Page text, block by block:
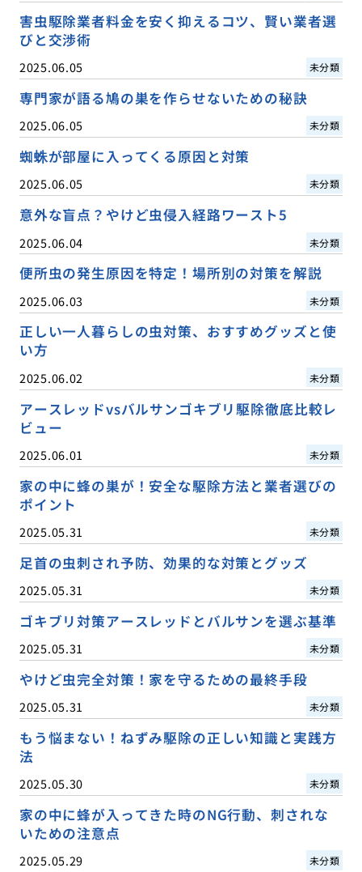
害虫駆除業者料金を安く抑えるコツ、賢い業者選
びと交渉術
2025.06.05 未分類
専門家が語る鳩の巣を作らせないための秘訣
2025.06.05 未分類
蜘蛛が部屋に入ってくる原因と対策
2025.06.05 未分類
意外な盲点？やけど虫侵入経路ワースト5
2025.06.04 未分類
便所虫の発生原因を特定！場所別の対策を解説
2025.06.03 未分類
正しい一人暮らしの虫対策、おすすめグッズと使
い方
2025.06.02 未分類
アースレッドvsバルサンゴキブリ駆除徹底比較レ
ビュー
2025.06.01 未分類
家の中に蜂の巣が！安全な駆除方法と業者選びの
ポイント
2025.05.31 未分類
足首の虫刺され予防、効果的な対策とグッズ
2025.05.31 未分類
ゴキブリ対策アースレッドとバルサンを選ぶ基準
2025.05.31 未分類
やけど虫完全対策！家を守るための最終手段
2025.05.31 未分類
もう悩まない！ねずみ駆除の正しい知識と実践方
法
2025.05.30 未分類
家の中に蜂が入ってきた時のNG行動、刺されな
いための注意点
2025.05.29 未分類